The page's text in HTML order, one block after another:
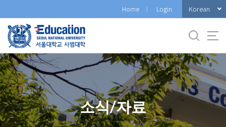
로
메
뉴
Home Login Korean
소식/자료